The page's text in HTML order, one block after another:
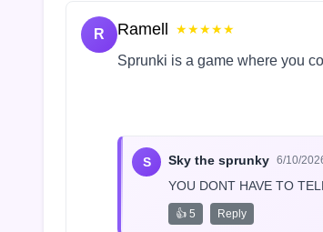
R Ramell ★★★★★
Sprunki is a game where you
S Sky the sprunky 6/10/
YOU DONT HAVE TO
👍 5 Reply